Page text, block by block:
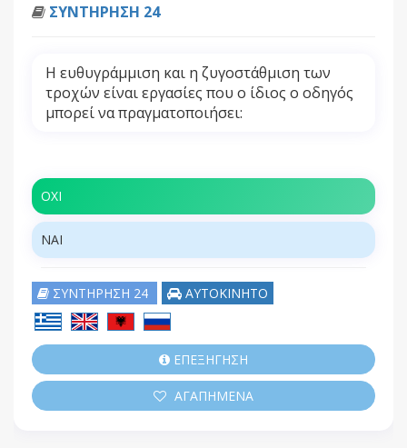
ΣΥΝΤΗΡΗΣΗ 24
Η ευθυγράμμιση και η ζυγοστάθμιση των
τροχών είναι εργασίες που ο ίδιος ο οδηγός
μπορεί να πραγματοποιήσει:
ΟΧΙ
ΝΑΙ
ΣΥΝΤΗΡΗΣΗ 24 ΑΥΤΟΚΙΝΗΤΟ
ΕΠΕΞΗΓΗΣΗ
ΑΓΑΠΗΜΕΝΑ